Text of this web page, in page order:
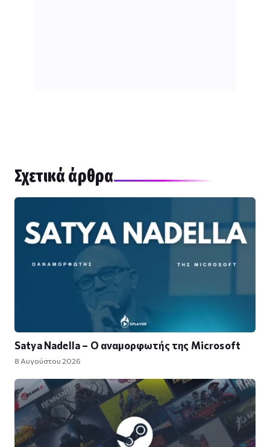
Σχετικά άρθρα
Satya Nadella – Ο αναμορφωτής της Microsoft
8 Αυγούστου 2026